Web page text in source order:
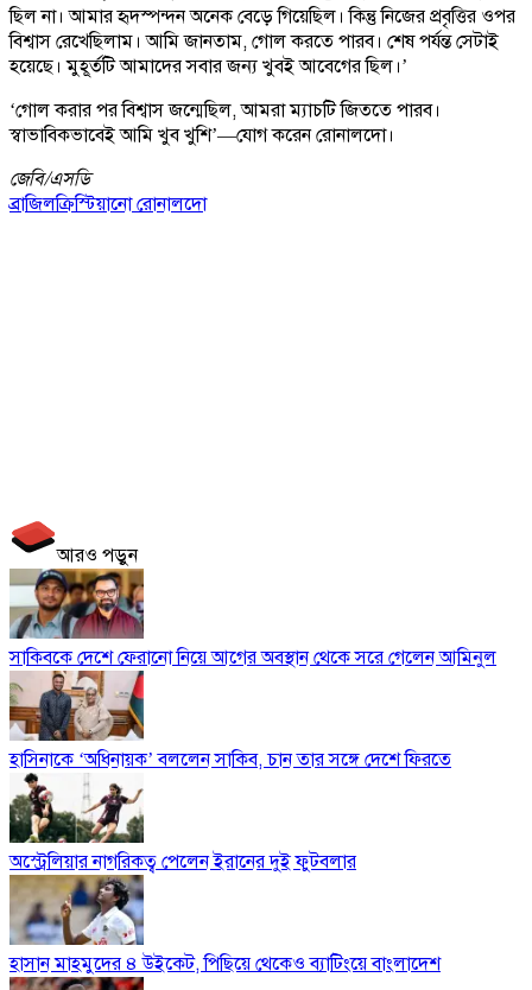
ছিল না। আমার হৃদস্পন্দন অনেক বেড়ে গিয়েছিল। কিন্তু নিজের প্রবৃত্তির ওপর
বিশ্বাস রেখেছিলাম। আমি জানতাম, গোল করতে পারব। শেষ পর্যন্ত সেটাই
হয়েছে। মুহূর্তটি আমাদের সবার জন্য খুবই আবেগের ছিল।’
‘গোল করার পর বিশ্বাস জন্মেছিল, আমরা ম্যাচটি জিততে পারব।
স্বাভাবিকভাবেই আমি খুব খুশি’—যোগ করেন রোনালদো।
জেবি/এসডি
ব্রাজিলক্রিস্টিয়ানো রোনালদো
আরও পড়ুন
সাকিবকে দেশে ফেরানো নিয়ে আগের অবস্থান থেকে সরে গেলেন আমিনুল
হাসিনাকে ‘অধিনায়ক’ বললেন সাকিব, চান তার সঙ্গে দেশে ফিরতে
অস্ট্রেলিয়ার নাগরিকত্ব পেলেন ইরানের দুই ফুটবলার
হাসান মাহমুদের ৪ উইকেট, পিছিয়ে থেকেও ব্যাটিংয়ে বাংলাদেশ